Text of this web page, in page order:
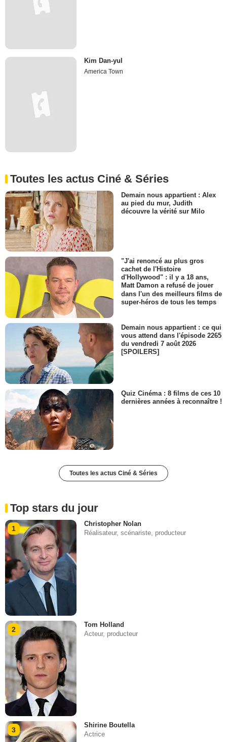
Kim Dan-yul
America Town
Toutes les actus Ciné & Séries
Demain nous appartient : Alex
au pied du mur, Judith
découvre la vérité sur Milo
"J'ai renoncé au plus gros
cachet de l'Histoire
d'Hollywood" : il y a 18 ans,
Matt Damon a refusé de jouer
dans l'un des meilleurs films de
super-héros de tous les temps
Demain nous appartient : ce qui
vous attend dans l'épisode 2265
du vendredi 7 août 2026
[SPOILERS]
Quiz Cinéma : 8 films de ces 10
dernières années à reconnaître !
Toutes les actus Ciné & Séries
Top stars du jour
1
Christopher Nolan
Réalisateur, scénariste, producteur
2
Tom Holland
Acteur, producteur
3
Shirine Boutella
Actrice